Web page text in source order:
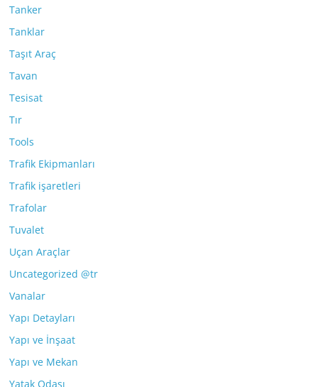
Tanker
Tanklar
Taşıt Araç
Tavan
Tesisat
Tır
Tools
Trafik Ekipmanları
Trafik işaretleri
Trafolar
Tuvalet
Uçan Araçlar
Uncategorized @tr
Vanalar
Yapı Detayları
Yapı ve İnşaat
Yapı ve Mekan
Yatak Odası